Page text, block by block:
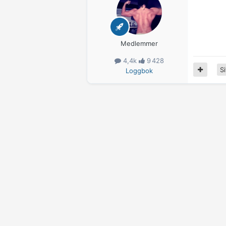
Medlemmer
4,4k
9 428
Loggbok